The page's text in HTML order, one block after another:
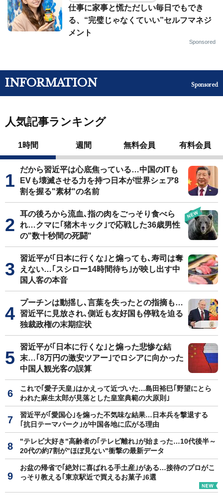
仕事に家事と慌ただしい毎日でもでき
る、“完璧じゃなくていい”セルフマネジ
メント
Sponsored
INFORMATION Sponsored
人気記事ランキング
1時間 週間 無料会員 有料会員
だから習近平は心底焦っている…中国のITも
EVも壊滅させる力を持つ日本が世界シェア8
割を握る"素材"の名前
耳の後ろから流血､指の肉をごっそり食べら
れ…クマに｢猪木キック｣で応戦した36歳男性
の"数十秒間の死闘"
習近平が｢日本に行くな｣と煽っても､寿司は奪
えない…｢スシロー14時間待ち｣が映し出す中
国人客の本音
プーチンは動揺し､言葉を失ったとの指摘も…
習近平に見放され､側近も友好国も停戦を迫る
独裁政権の末期症状
習近平が｢日本に行くな｣と煽った悲惨な結
末…｢8万円の激安ツアー｣でロシアに向かった
中国人観光客の誤算
これで｢愛子天皇｣はかえって近づいた…島田裕巳｢野望にとら
われた麻生太郎が見落とした皇室典範の大原則｣
習近平が｢愛国心｣を煽った不気味な結果…日本兵を撃退する
｢抗日テーマパーク｣が中国各地に広がる理由
"テレビ大好き"高齢者の｢テレビ離れ｣が始まった…10代後半～
20代の約7割が"ほぼ見ない"衝撃の最新データ
お盆の帰省で｢絶対に喜ばれる手土産｣がある…接待のプロがこ
っそり教える｢東京駅近で買えるお菓子｣6選